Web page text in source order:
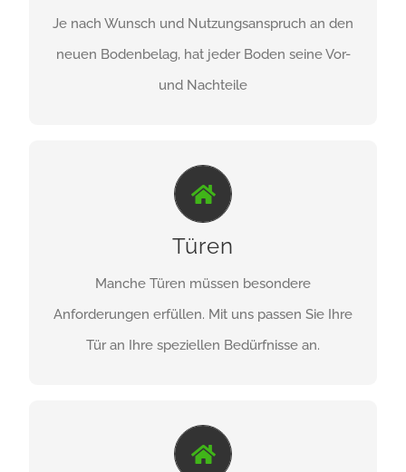
Je nach Wunsch und Nutzungsanspruch an den
neuen Bodenbelag, hat jeder Boden seine Vor-
und Nachteile
oder PVC.
Türen
Manche Türen müssen besondere
Anforderungen erfüllen. Mit uns passen Sie Ihre
Tür an Ihre speziellen Bedürfnisse an.
VON AUFLEISTUNG BIS ZARGE...
Zimmertüren, Funktionstüren, Glastüren